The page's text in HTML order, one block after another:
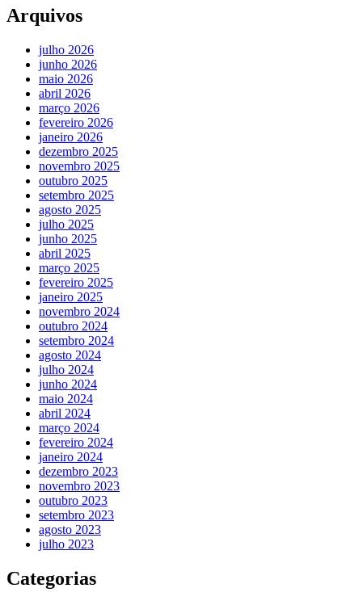
Arquivos
julho 2026
junho 2026
maio 2026
abril 2026
março 2026
fevereiro 2026
janeiro 2026
dezembro 2025
novembro 2025
outubro 2025
setembro 2025
agosto 2025
julho 2025
junho 2025
abril 2025
março 2025
fevereiro 2025
janeiro 2025
novembro 2024
outubro 2024
setembro 2024
agosto 2024
julho 2024
junho 2024
maio 2024
abril 2024
março 2024
fevereiro 2024
janeiro 2024
dezembro 2023
novembro 2023
outubro 2023
setembro 2023
agosto 2023
julho 2023
Categorias